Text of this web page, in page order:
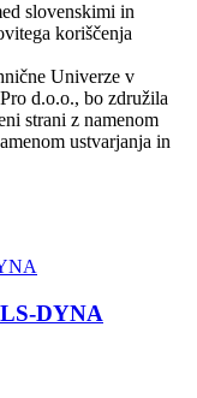
slovenskimi in
koriščenja
Univerze v
d.o.o., bo združila
strani z namenom
ustvarjanja in
DYNA